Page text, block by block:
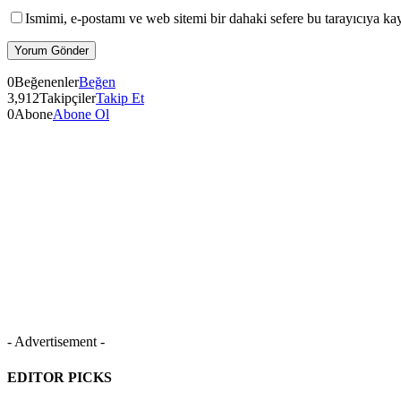
Ismimi, e-postamı ve web sitemi bir dahaki sefere bu tarayıcıya
0BeğenenlerBeğen
3,912TakipçilerTakip Et
0AboneAbone Ol
- Advertisement -
EDITOR PICKS